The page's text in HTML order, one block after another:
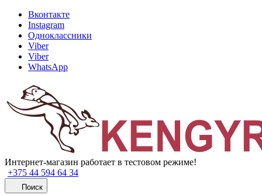
Вконтакте
Instagram
Одноклассники
Viber
Viber
WhatsApp
Интернет-магазин работает в тестовом режиме!
+375 44 594 64 34
Поиск